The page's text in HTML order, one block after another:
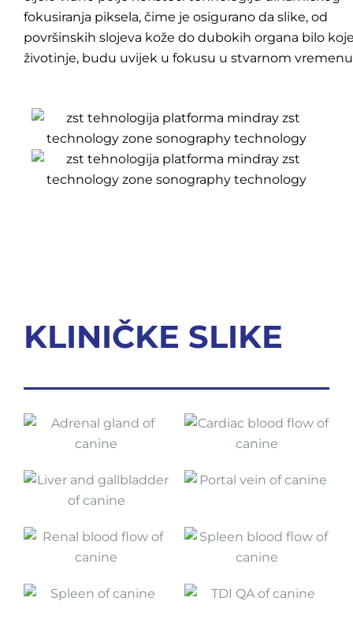
fokusiranja piksela, čime je osigurano da slike, od
površinskih slojeva kože do dubokih organa bilo
životinje, budu uvijek u fokusu u stvarnom
KLINIČKE SLIKE